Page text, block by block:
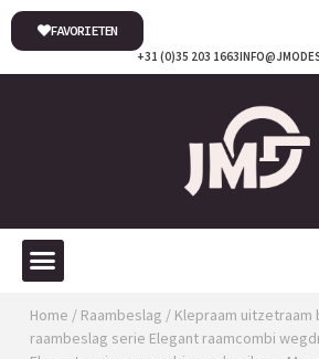
+31 (0)35 203 1663
FAVORIETEN
Home / Raambeslag / Klepraam uitzetraam
raambeslag serie Elegant raamcombi